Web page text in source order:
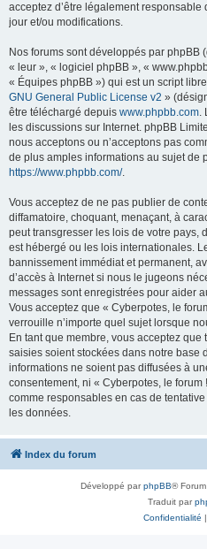
acceptez d’être légalement
jour et/ou modifications.
Nos forums sont développés par phpBB
« leur », « logiciel phpBB », «
« Équipes phpBB ») qui est un script
GNU General Public License v2 »
être téléchargé depuis www.phpbb.com.
les discussions sur Internet. phpBB
nous acceptons ou n’acceptons pas
de plus amples informations au sujet de
https://www.phpbb.com/.
Vous acceptez de ne pas publier de
diffamatoire, choquant, menaçant, à
peut transgresser les lois de votre pays,
est hébergé ou les lois internationales.
bannissement immédiat et permanent,
d’accès à Internet si nous le jugeons
messages sont enregistrées pour aider
Vous acceptez que « Cyberpotes, le
verrouille n’importe quel sujet lorsque
En tant que membre, vous acceptez
saisies soient stockées dans notre base
informations ne soient pas diffusées à
consentement, ni « Cyberpotes, le
comme responsables en cas de
les données.
Index du forum
Développé parphpBB®
Traduit par
Confidentialité |